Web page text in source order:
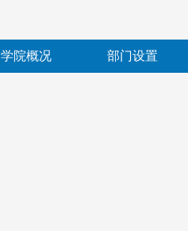
学院概况 部门设置